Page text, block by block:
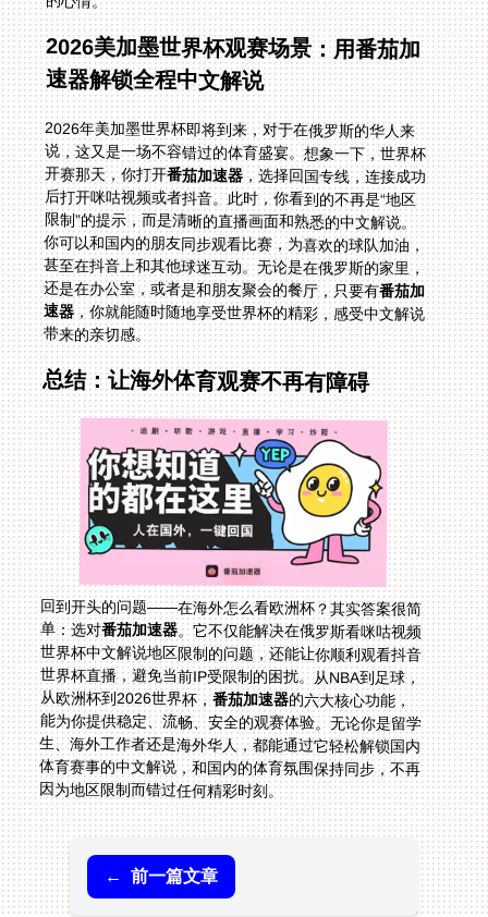
2026美加墨世界杯观赛场景：用番茄加
速器解锁全程中文解说
2026年美加墨世界杯即将到来，对于在俄罗斯的华人来
说，这又是一场不容错过的体育盛宴。想象一下，世界杯
开赛那天，你打开番茄加速器，选择回国专线，连接成功
后打开咪咕视频或者抖音。此时，你看到的不再是“地区
限制”的提示，而是清晰的直播画面和熟悉的中文解说。
你可以和国内的朋友同步观看比赛，为喜欢的球队加油，
甚至在抖音上和其他球迷互动。无论是在俄罗斯的家里，
还是在办公室，或者是和朋友聚会的餐厅，只要有番茄加
速器，你就能随时随地享受世界杯的精彩，感受中文解说
带来的亲切感。
总结：让海外体育观赛不再有障碍
回到开头的问题——在海外怎么看欧洲杯？其实答案很简
单：选对番茄加速器。它不仅能解决在俄罗斯看咪咕视频
世界杯中文解说地区限制的问题，还能让你顺利观看抖音
世界杯直播，避免当前IP受限制的困扰。从NBA到足球，
从欧洲杯到2026世界杯，番茄加速器的六大核心功能，
能为你提供稳定、流畅、安全的观赛体验。无论你是留学
生、海外工作者还是海外华人，都能通过它轻松解锁国内
体育赛事的中文解说，和国内的体育氛围保持同步，不再
因为地区限制而错过任何精彩时刻。
← 前一篇文章